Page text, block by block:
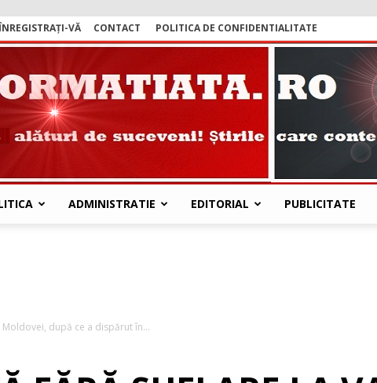
VĂ CONTACT POLITICA DE CONFIDENTIALITATE
ADMINISTRATIE EDITORIAL PUBLICITATE
după ce a dispărut în...